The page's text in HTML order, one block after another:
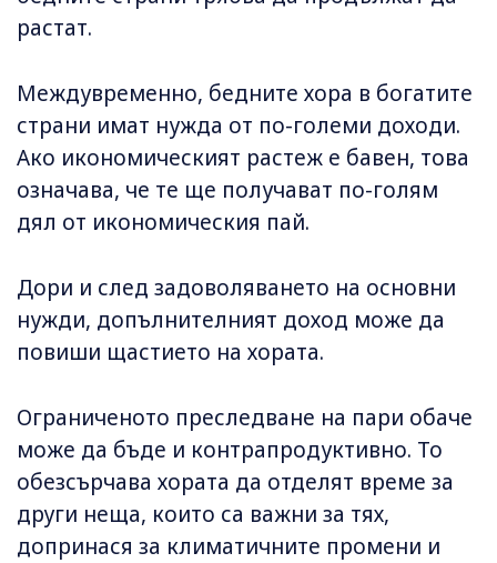
растат.
Междувременно, бедните хора в богатите
страни имат нужда от по-големи доходи.
Ако икономическият растеж е бавен, това
означава, че те ще получават по-голям
дял от икономическия пай.
Дори и след задоволяването на основни
нужди, допълнителният доход може да
повиши щастието на хората.
Ограниченото преследване на пари обаче
може да бъде и контрапродуктивно. То
обезсърчава хората да отделят време за
други неща, които са важни за тях,
допринася за климатичните промени и